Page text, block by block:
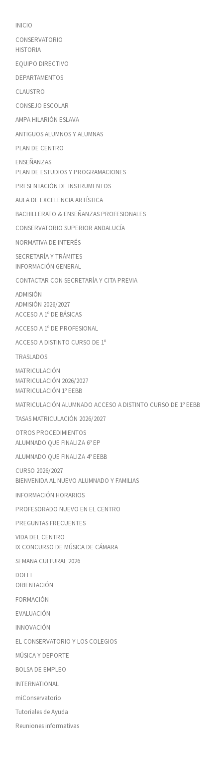
INICIO
CONSERVATORIO
HISTORIA
EQUIPO DIRECTIVO
DEPARTAMENTOS
CLAUSTRO
CONSEJO ESCOLAR
AMPA HILARIÓN ESLAVA
ANTIGUOS ALUMNOS Y ALUMNAS
PLAN DE CENTRO
ENSEÑANZAS
PLAN DE ESTUDIOS Y PROGRAMACIONES
PRESENTACIÓN DE INSTRUMENTOS
AULA DE EXCELENCIA ARTÍSTICA
BACHILLERATO & ENSEÑANZAS PROFESIONALES
CONSERVATORIO SUPERIOR ANDALUCÍA
NORMATIVA DE INTERÉS
SECRETARÍA Y TRÁMITES
INFORMACIÓN GENERAL
CONTACTAR CON SECRETARÍA Y CITA PREVIA
ADMISIÓN
ADMISIÓN 2026/2027
ACCESO A 1º DE BÁSICAS
ACCESO A 1º DE PROFESIONAL
ACCESO A DISTINTO CURSO DE 1º
TRASLADOS
MATRICULACIÓN
MATRICULACIÓN 2026/2027
MATRICULACIÓN 1º EEBB
MATRICULACIÓN ALUMNADO ACCESO A DISTINTO CURSO DE 1º EEBB
TASAS MATRICULACIÓN 2026/2027
OTROS PROCEDIMIENTOS
ALUMNADO QUE FINALIZA 6º EP
ALUMNADO QUE FINALIZA 4º EEBB
CURSO 2026/2027
BIENVENIDA AL NUEVO ALUMNADO Y FAMILIAS
INFORMACIÓN HORARIOS
PROFESORADO NUEVO EN EL CENTRO
PREGUNTAS FRECUENTES
VIDA DEL CENTRO
IX CONCURSO DE MÚSICA DE CÁMARA
SEMANA CULTURAL 2026
DOFEI
ORIENTACIÓN
FORMACIÓN
EVALUACIÓN
INNOVACIÓN
EL CONSERVATORIO Y LOS COLEGIOS
MÚSICA Y DEPORTE
BOLSA DE EMPLEO
INTERNATIONAL
miConservatorio
Tutoriales de Ayuda
Reuniones informativas